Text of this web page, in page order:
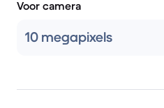
Voor camera
10 megapixels